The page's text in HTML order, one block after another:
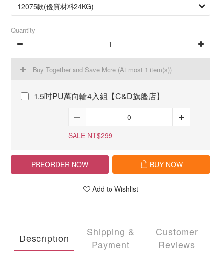
Quantity
Buy Together and Save More (At most 1 item(s))
1.5吋PU萬向輪4入組【C&D旗艦店】
SALE NT$299
PREORDER NOW BUY NOW
Add to Wishlist
Description
Shipping &
Payment
Customer
Reviews